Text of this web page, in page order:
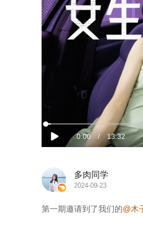
放
当
时
0:00 / 时
13:32
加
载
完
成:
多肉同学
2024-09-23
第一期邀请到了我们的@木